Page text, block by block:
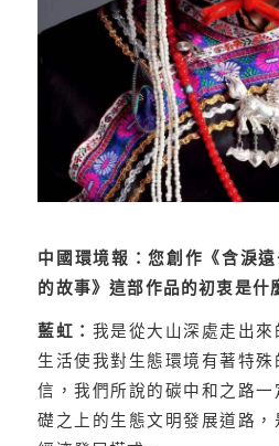
中國環境報：您創作《含淚
的故事》這部作品的初衷是什
藍虹： 我是從大山深處走出
生活使我對生態環境有著特
信，我們所說的碳中和之路
礎之上的生態文明發展道路